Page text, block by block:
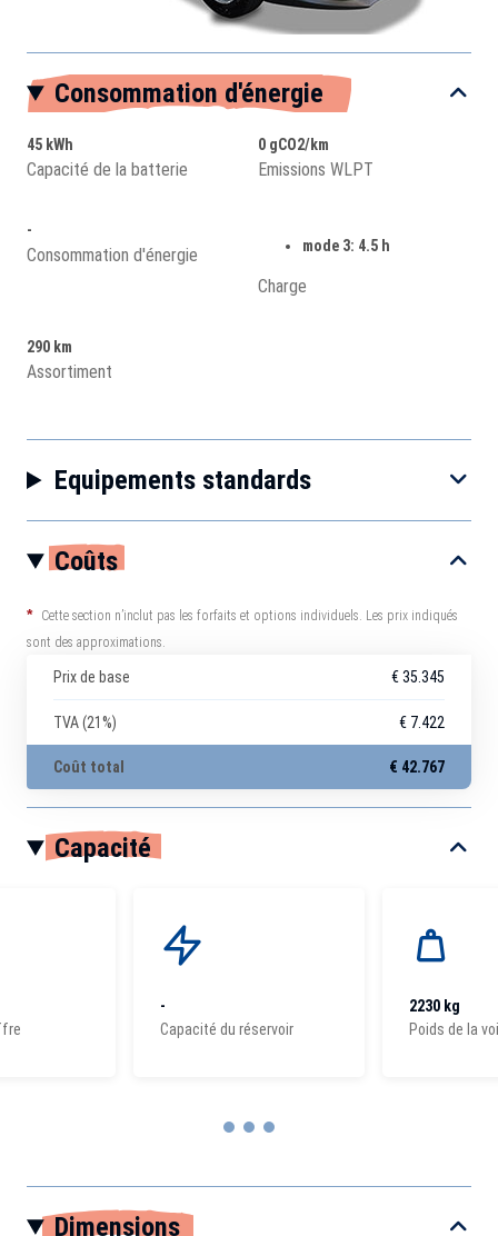
Consommation d'énergie
45 kWh
Capacité de la batterie
0 gCO2/km
Emissions WLPT
-
Consommation d'énergie mode 3: 4.5 h
Charge
290 km
Assortiment
Equipements standards
Coûts
*
Cette section n’inclut pas les forfaits et options individuels. Les prix indiqués
sont des approximations.
Prix de base € 35.345
TVA (21%) € 7.422
Coût total € 42.767
Capacité
-
Capacité du réservoir
2230 kg
Poids de la
Dimensions